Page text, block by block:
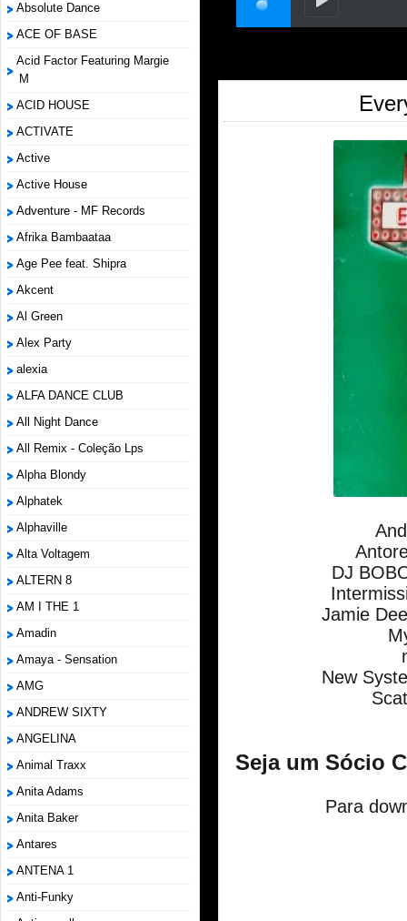
Absolute Dance
ACE OF BASE
Acid Factor Featuring Margie
M
ACID HOUSE
ACTIVATE
Active
Active House
Adventure - MF Records
Afrika Bambaataa
Age Pee feat. Shipra
Akcent
Al Green
Alex Party
alexia
ALFA DANCE CLUB
All Night Dance
All Remix - Coleção Lps
Alpha Blondy
Alphatek
Alphaville
Alta Voltagem
ALTERN 8
AM I THE 1
Amadin
Amaya - Sensation
AMG
ANDREW SIXTY
ANGELINA
Animal Traxx
Anita Adams
Anita Baker
Antares
ANTENA 1
Anti-Funky
DJ
Jamie
New
Seja um Sócio
Para